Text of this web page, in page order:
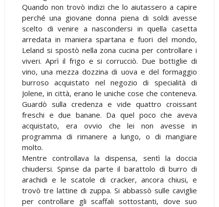
Quando non trovò indizi che lo aiutassero a capire
perché una giovane donna piena di soldi avesse
scelto di venire a nascondersi in quella casetta
arredata in maniera spartana e fuori del mondo,
Leland si spostò nella zona cucina per controllare i
viveri. Aprì il frigo e si corrucciò. Due bottiglie di
vino, una mezza dozzina di uova e del formaggio
burroso acquistato nel negozio di specialità di
Jolene, in città, erano le uniche cose che conteneva.
Guardò sulla credenza e vide quattro croissant
freschi e due banane. Da quel poco che aveva
acquistato, era ovvio che lei non avesse in
programma di rimanere a lungo, o di mangiare
molto.
Mentre controllava la dispensa, sentì la doccia
chiudersi. Spinse da parte il barattolo di burro di
arachidi e le scatole di cracker, ancora chiusi, e
trovò tre lattine di zuppa. Si abbassò sulle caviglie
per controllare gli scaffali sottostanti, dove suo